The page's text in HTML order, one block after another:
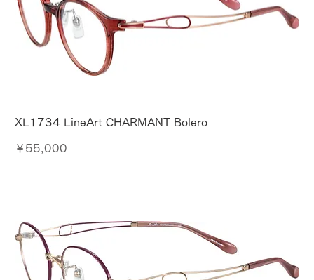
XL1734 LineArt CHARMANT Bolero
価格
￥55,000